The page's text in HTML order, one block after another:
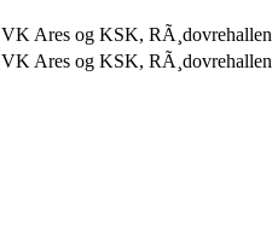
VK Ares og KSK, RÃ¸dovrehallen
VK Ares og KSK, RÃ¸dovrehallen